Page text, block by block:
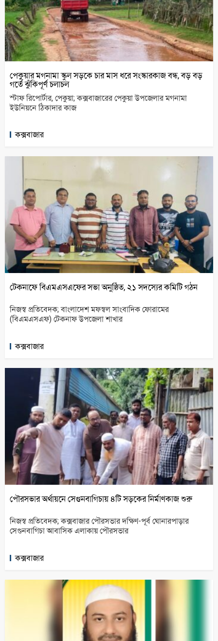
পেকুয়ার মগনামা স্কুল সড়কে চার মাস ধরে সংস্কারকাজ বন্ধ, বড় বড়
গর্তে ঝুঁকিপূর্ণ চলাচল
স্টাফ রিপোর্টার, পেকুয়া; কক্সবাজারের পেকুয়া উপজেলার মগনামা
ইউনিয়নে ঠিকাদার কাজ
কক্সবাজার
টেকনাফে বিএমএসএফের সভা অনুষ্ঠিত, ২১ সদস্যের কমিটি গঠন
নিজস্ব প্রতিবেদক; বাংলাদেশ মফস্বল সাংবাদিক ফোরামের
(বিএমএসএফ) টেকনাফ উপজেলা শাখার
কক্সবাজার
পৌরসভার অর্থায়নে সেগুনবাগিচায় ৪টি সড়কের নির্মাণকাজ শুরু
নিজস্ব প্রতিবেদক; কক্সবাজার পৌরসভার দক্ষিণ-পূর্ব ঘোনারপাড়ার
সেগুনবাগিচা আবাসিক এলাকায় পৌরসভার
কক্সবাজার